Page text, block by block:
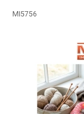
MI5756